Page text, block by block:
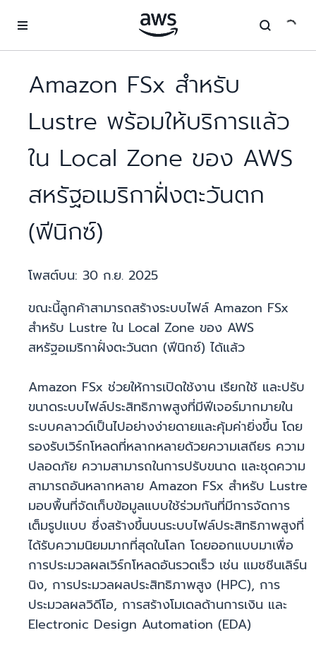
Amazon FSx สำหรับ
Lustre พร้อมให้บริการแล้ว
ใน Local Zone ของ AWS
สหรัฐอเมริกาฝั่งตะวันตก
(ฟีนิกซ์)
โพสต์บน: 30 ก.ย. 2025
ขณะนี้ลูกค้าสามารถสร้างระบบไฟล์ Amazon FSx
สำหรับ Lustre ใน Local Zone ของ AWS
สหรัฐอเมริกาฝั่งตะวันตก (ฟีนิกซ์) ได้แล้ว
Amazon FSx ช่วยให้การเปิดใช้งาน เรียกใช้ และปรับ
ขนาดระบบไฟล์ประสิทธิภาพสูงที่มีฟีเจอร์มากมายใน
ระบบคลาวด์เป็นไปอย่างง่ายดายและคุ้มค่ายิ่งขึ้น โดย
รองรับเวิร์กโหลดที่หลากหลายด้วยความเสถียร ความ
ปลอดภัย ความสามารถในการปรับขนาด และชุดความ
สามารถอันหลากหลาย Amazon FSx สำหรับ Lustre
มอบพื้นที่จัดเก็บข้อมูลแบบใช้ร่วมกันที่มีการจัดการ
เต็มรูปแบบ ซึ่งสร้างขึ้นบนระบบไฟล์ประสิทธิภาพสูงที่
ได้รับความนิยมมากที่สุดในโลก โดยออกแบบมาเพื่อ
การประมวลผลเวิร์กโหลดอันรวดเร็ว เช่น แมชชีนเลิร์น
นิง, การประมวลผลประสิทธิภาพสูง (HPC), การ
ประมวลผลวิดีโอ, การสร้างโมเดลด้านการเงิน และ
Electronic Design Automation (EDA)